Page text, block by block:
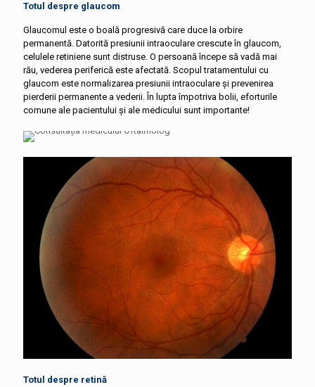
Totul despre glaucom
Glaucomul este o boală progresivă care duce la orbire
permanentă. Datorită presiunii intraoculare crescute în glaucom,
celulele retiniene sunt distruse. O persoană începe să vadă mai
rău, vederea periferică este afectată. Scopul tratamentului cu
glaucom este normalizarea presiunii intraoculare și prevenirea
pierderii permanente a vederii. În lupta împotriva bolii, eforturile
comune ale pacientului și ale medicului sunt importante!
Totul despre retină